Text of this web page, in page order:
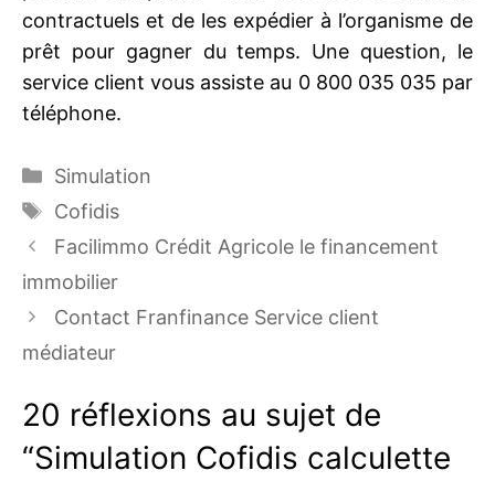
contractuels et de les expédier à l’organisme de
prêt pour gagner du temps. Une question, le
service client vous assiste au 0 800 035 035 par
téléphone.
Catégories
Simulation
Étiquettes
Cofidis
Facilimmo Crédit Agricole le financement
immobilier
Contact Franfinance Service client
médiateur
20 réflexions au sujet de
“Simulation Cofidis calculette